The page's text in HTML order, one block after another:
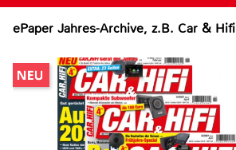
ePaper Jahres-Archive, z.B. Car & Hifi